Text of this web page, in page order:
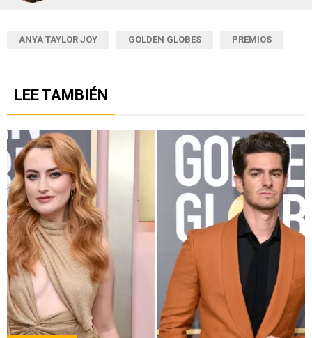
ANYA TAYLOR JOY GOLDEN GLOBES PREMIOS
LEE TAMBIÉN